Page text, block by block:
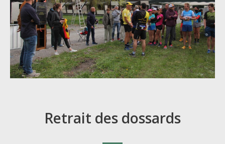
Retrait des dossards